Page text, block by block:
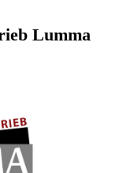
Lumma